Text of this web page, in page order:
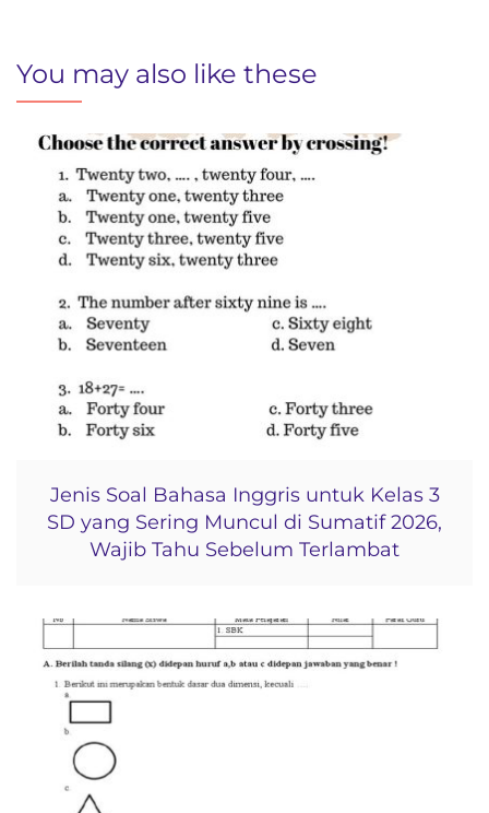
You may also like these
Jenis Soal Bahasa Inggris untuk Kelas 3
SD yang Sering Muncul di Sumatif 2026,
Wajib Tahu Sebelum Terlambat